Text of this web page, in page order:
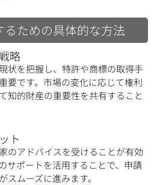
ための具体的な方法
略
状を把握し、特許や商標の取得手
要です。市場の変化に応じて権利
知的財産の重要性を共有すること
ト
のアドバイスを受けることが有効
サポートを活用することで、申請
ムーズに進みます。